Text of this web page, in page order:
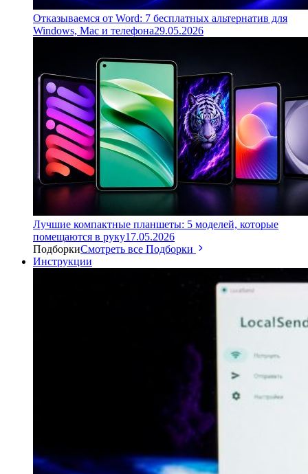
Отказываемся от Word: 7 бесплатных альтернатив для
Windows, Mac и телефона29.05.2026
Лучшие компактные планшеты: 5 моделей, которые
помещаются в руку17.05.2026
ПодборкиСмотреть все Подборки
Инструкции